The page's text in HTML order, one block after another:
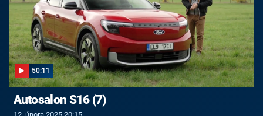
50:11
Autosalon S16 (7)